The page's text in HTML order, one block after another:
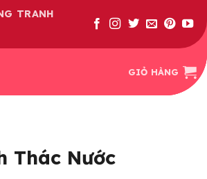
TRANH
GIỎ HÀNG
Thác Nước